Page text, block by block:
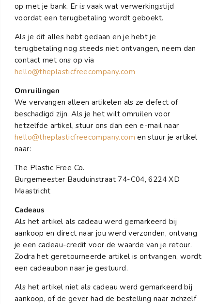
op met je bank. Er is vaak wat verwerkingstijd
voordat een terugbetaling wordt geboekt.
Als je dit alles hebt gedaan en je hebt je
terugbetaling nog steeds niet ontvangen, neem dan
contact met ons op via
hello@theplasticfreecompany.com
Omruilingen
We vervangen alleen artikelen als ze defect of
beschadigd zijn. Als je het wilt omruilen voor
hetzelfde artikel, stuur ons dan een e-mail naar
hello@theplasticfreecompany.com en stuur je artikel
naar:
The Plastic Free Co.
Burgemeester Bauduinstraat 74-C04, 6224 XD
Maastricht
Cadeaus
Als het artikel als cadeau werd gemarkeerd bij
aankoop en direct naar jou werd verzonden, ontvang
je een cadeau-credit voor de waarde van je retour.
Zodra het geretourneerde artikel is ontvangen, wordt
een cadeaubon naar je gestuurd.
Als het artikel niet als cadeau werd gemarkeerd bij
aankoop, of de gever had de bestelling naar zichzelf